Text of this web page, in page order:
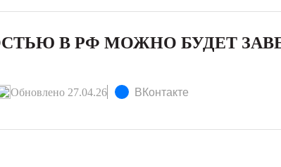
В РФ МОЖНО БУДЕТ
Обновлено 27.04.26 ВКонтакте